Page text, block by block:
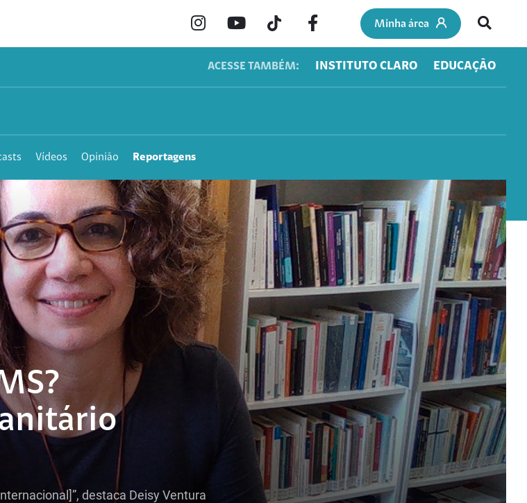
Minha área
ACESSE TAMBÉM: INSTITUTO CLARO EDUCAÇÃO
Vídeos Opinião Reportagens
destaca Deisy Ventura